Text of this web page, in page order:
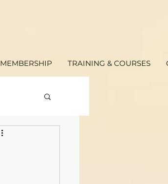
MEMBERSHIP TRAINING & COURSES